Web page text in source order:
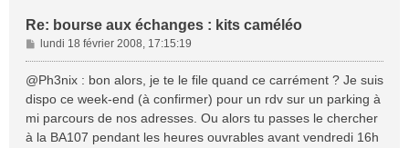
Re: bourse aux échanges : kits caméléo
M
e
s
g
e
lundi 18 février 2008, 17:15:19
@Ph3nix : bon alors, je te le file quand ce carrément ? Je suis
dispo ce week-end (à confirmer) pour un rdv sur un parking à
mi parcours de nos adresses. Ou alors tu passes le chercher
à la BA107 pendant les heures ouvrables avant vendredi 16h